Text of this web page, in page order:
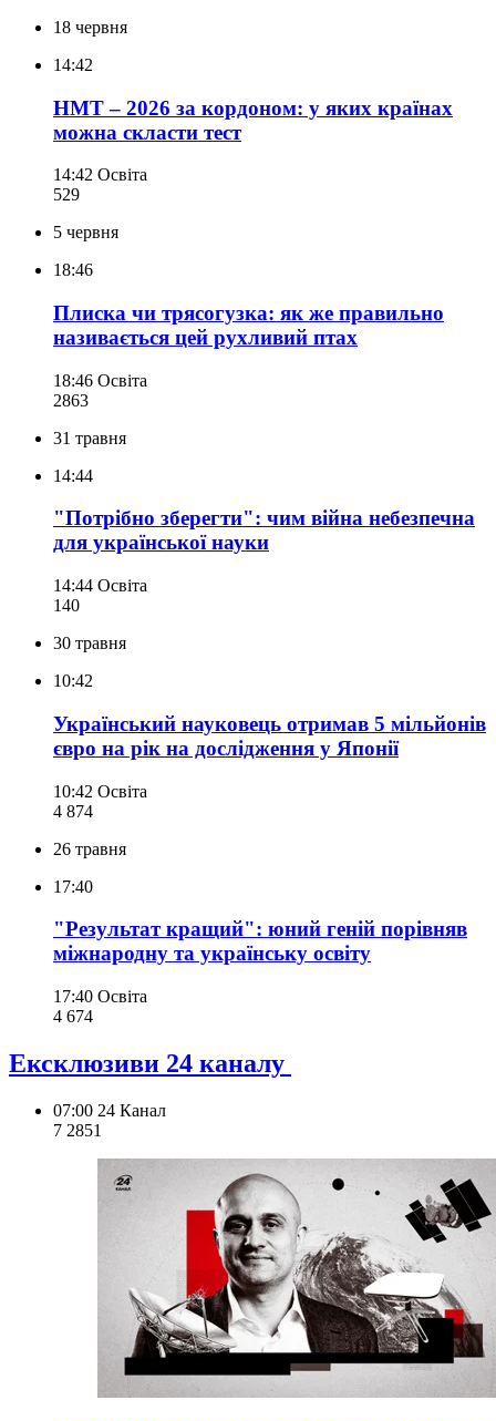
18 червня
14:42
НМТ – 2026 за кордоном: у яких країнах
можна скласти тест
14:42 Освіта
529
5 червня
18:46
Плиска чи трясогузка: як же правильно
називається цей рухливий птах
18:46 Освіта
2863
31 травня
14:44
"Потрібно зберегти": чим війна небезпечна
для української науки
14:44 Освіта
140
30 травня
10:42
Український науковець отримав 5 мільйонів
євро на рік на дослідження у Японії
10:42 Освіта
4 874
26 травня
17:40
"Результат кращий": юний геній порівняв
міжнародну та українську освіту
17:40 Освіта
4 674
Ексклюзиви 24 каналу
07:00 24 Канал
7 2851